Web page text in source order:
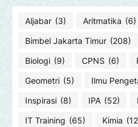
Aljabar (3) Aritmatika (6)
Bimbel Jakarta Timur (208)
Biologi (9) CPNS (6)
Geometri (5) Ilmu
Inspirasi (8) IPA (52)
IT Training (65) Kimia